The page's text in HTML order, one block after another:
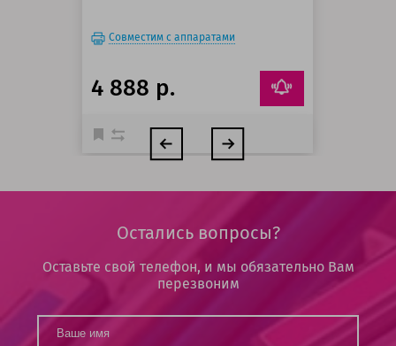
Совместим с аппаратами
4 888 р.
Остались вопросы?
Оставьте свой телефон, и мы обязательно Вам
перезвоним